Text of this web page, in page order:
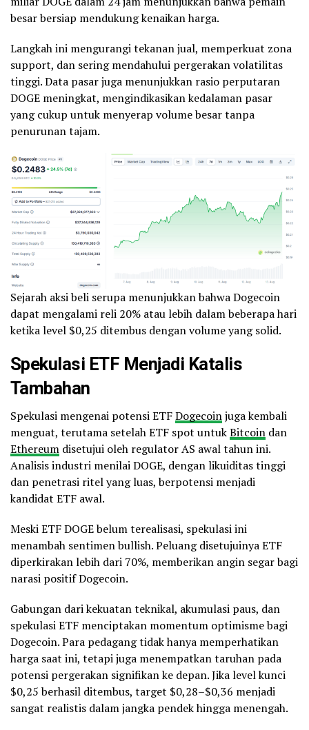
besar bersiap mendukung kenaikan harga.
Langkah ini mengurangi tekanan jual, memperkuat zona
support, dan sering mendahului pergerakan volatilitas
tinggi. Data pasar juga menunjukkan rasio perputaran
DOGE meningkat, mengindikasikan kedalaman pasar
yang cukup untuk menyerap volume besar tanpa
penurunan tajam.
Sejarah aksi beli serupa menunjukkan bahwa Dogecoin
dapat mengalami reli 20% atau lebih dalam beberapa hari
ketika level $0,25 ditembus dengan volume yang solid.
Spekulasi ETF Menjadi Katalis
Tambahan
Spekulasi mengenai potensi ETFDogecoinjuga kembali
menguat, terutama setelah ETF spot untukBitcoin dan
Ethereum disetujui oleh regulator AS awal tahun ini.
Analisis industri menilai DOGE, dengan likuiditas tinggi
dan penetrasi ritel yang luas, berpotensi menjadi
kandidat ETF awal.
Meski ETF DOGE belum terealisasi, spekulasi ini
menambah sentimen bullish. Peluang disetujuinya ETF
diperkirakan lebih dari 70%, memberikan angin segar bagi
narasi positif Dogecoin.
Gabungan dari kekuatan teknikal, akumulasi paus, dan
spekulasi ETF menciptakan momentum optimisme bagi
Dogecoin. Para pedagang tidak hanya memperhatikan
harga saat ini, tetapi juga menempatkan taruhan pada
potensi pergerakan signifikan ke depan. Jika level kunci
$0,25 berhasil ditembus, target $0,28–$0,36 menjadi
sangat realistis dalam jangka pendek hingga menengah.